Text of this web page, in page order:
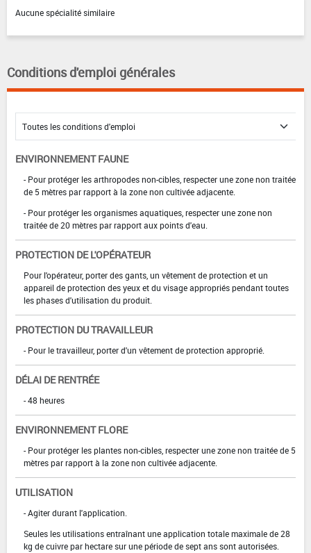
Aucune spécialité similaire
Conditions d'emploi générales
ENVIRONNEMENT FAUNE
- Pour protéger les arthropodes non-cibles, respecter une zone non traitée
de 5 mètres par rapport à la zone non cultivée adjacente.
- Pour protéger les organismes aquatiques, respecter une zone non
traitée de 20 mètres par rapport aux points d'eau.
PROTECTION DE L'OPÉRATEUR
Pour l'opérateur, porter des gants, un vêtement de protection et un
appareil de protection des yeux et du visage appropriés pendant toutes
les phases d'utilisation du produit.
PROTECTION DU TRAVAILLEUR
- Pour le travailleur, porter d'un vêtement de protection approprié.
DÉLAI DE RENTRÉE
- 48 heures
ENVIRONNEMENT FLORE
- Pour protéger les plantes non-cibles, respecter une zone non traitée de 5
mètres par rapport à la zone non cultivée adjacente.
UTILISATION
- Agiter durant l'application.
Seules les utilisations entraînant une application totale maximale de 28
kg de cuivre par hectare sur une période de sept ans sont autorisées.